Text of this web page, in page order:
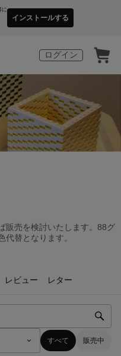
に
インストールする
ログイン
販売を検討いたします。88グ
代替となります。
レビュー レター
すべて 販売中